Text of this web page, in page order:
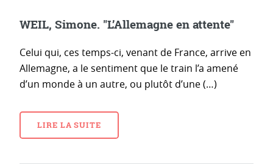
WEIL, Simone. "L’Allemagne en attente"
Celui qui, ces temps-ci, venant de France, arrive en
Allemagne, a le sentiment que le train l’a amené
d’un monde à un autre, ou plutôt d’une (…)
LIRE LA SUITE